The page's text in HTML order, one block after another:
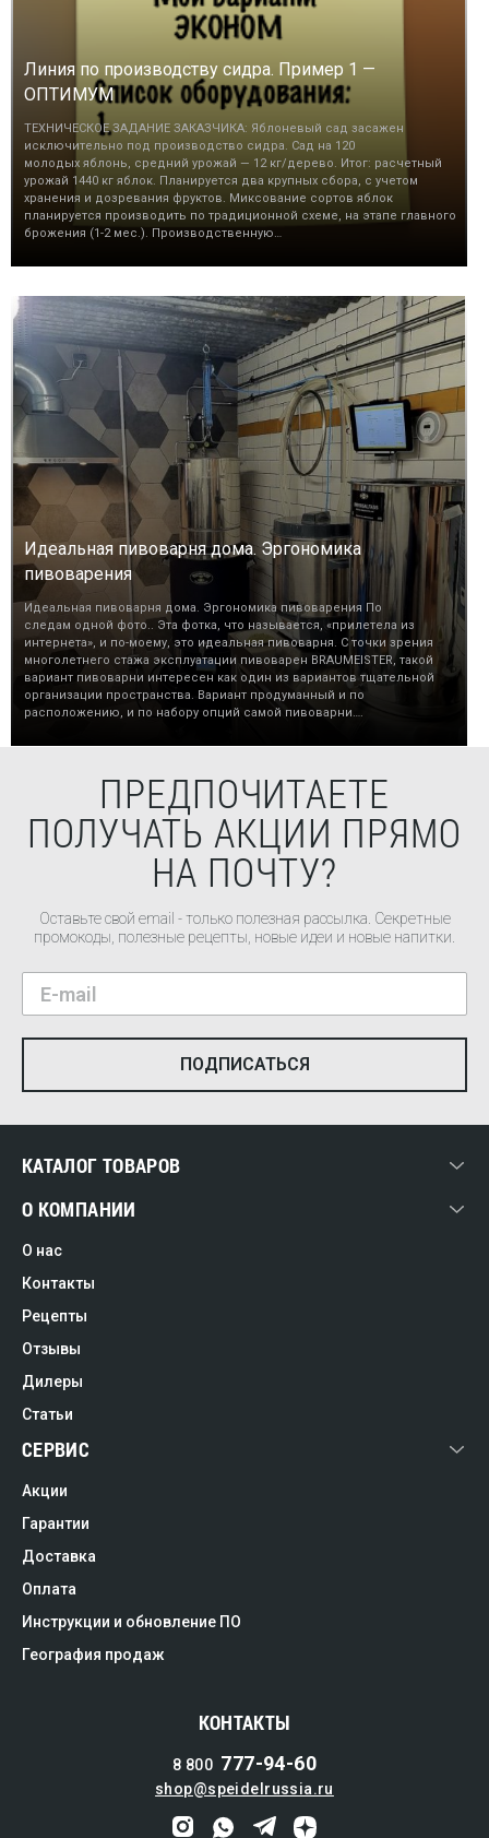
Линия по производству сидра. Пример 1 —
ОПТИМУМ
ТЕХНИЧЕСКОЕ ЗАДАНИЕ ЗАКАЗЧИКА: Яблоневый сад засажен
исключительно под производство сидра. Сад на 120
молодых яблонь, средний урожай — 12 кг/дерево. Итог: расчетный
урожай 1440 кг яблок. Планируется два крупных сбора, с учетом
хранения и дозревания фруктов. Миксование сортов яблок
планируется производить по традиционной схеме, на этапе главного
брожения (1-2 мес.). Производственную…
Идеальная пивоварня дома. Эргономика
пивоварения
Идеальная пивоварня дома. Эргономика пивоварения По
следам одной фото.. Эта фотка, что называется, «прилетела из
интернета», и по-моему, это идеальная пивоварня. С точки зрения
многолетнего стажа эксплуатации пивоварен BRAUMEISTER, такой
вариант пивоварни интересен как один из вариантов тщательной
организации пространства. Вариант продуманный и по
расположению, и по набору опций самой пивоварни….
ПРЕДПОЧИТАЕТЕ
ПОЛУЧАТЬ АКЦИИ ПРЯМО
НА ПОЧТУ?
Оставьте свой email - только полезная рассылка. Секретные
промокоды, полезные рецепты, новые идеи и новые напитки.
КАТАЛОГ ТОВАРОВ
О КОМПАНИИ
О нас
Контакты
Рецепты
Отзывы
Дилеры
Статьи
СЕРВИС
Акции
Гарантии
Доставка
Оплата
Инструкции и обновление ПО
География продаж
КОНТАКТЫ
8 800 777-94-60
shop@speidelrussia.ru